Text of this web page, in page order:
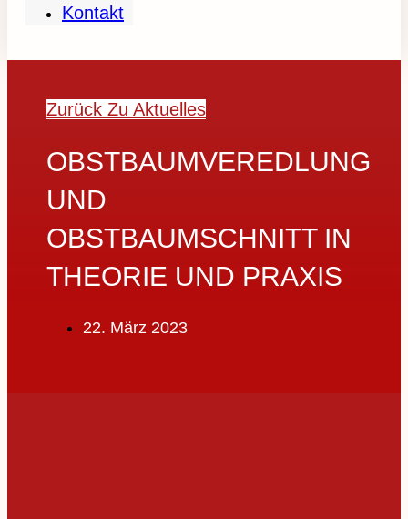
Kontakt
Zurück Zu Aktuelles
OBSTBAUMVEREDLUNG
UND
OBSTBAUMSCHNITT IN
THEORIE UND PRAXIS
22. März 2023